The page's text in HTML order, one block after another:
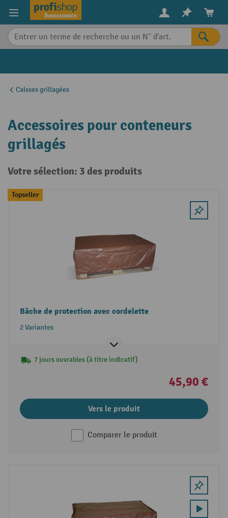
content
Caisses grillagées
Accessoires pour conteneurs
grillagés
Votre sélection: 3 des produits
Topseller
Bâche de protection avec cordelette
2 Variantes
7 jours ouvrables (à titre indicatif)
45,90 €
Vers le produit
Comparer le produit